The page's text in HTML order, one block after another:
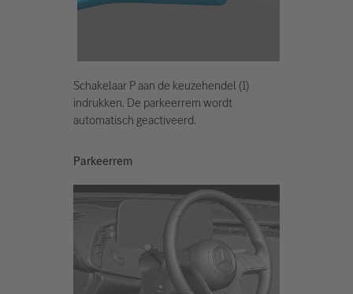
Schakelaar P aan de keuzehendel (1)
indrukken. De parkeerrem wordt
automatisch geactiveerd.
Parkeerrem